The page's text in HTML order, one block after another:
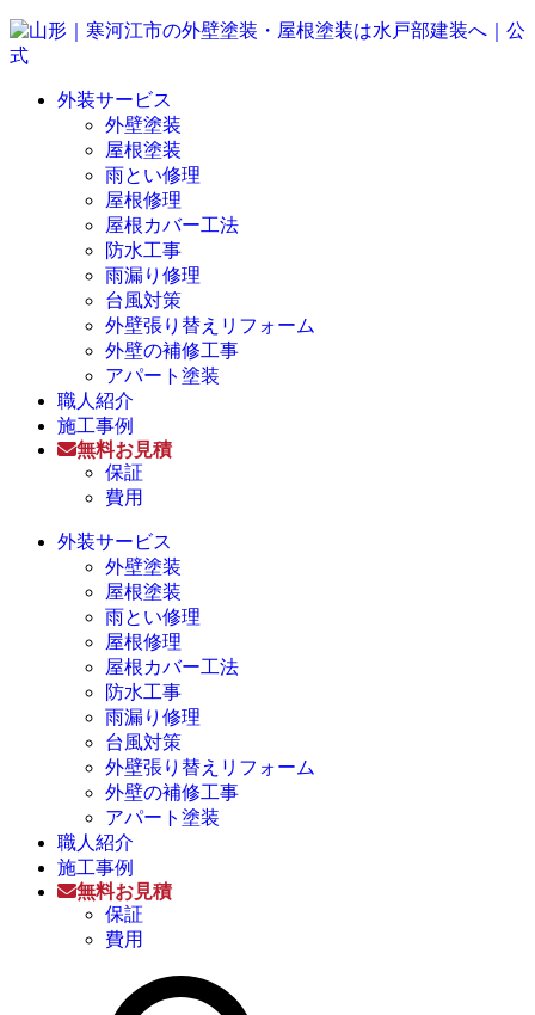
外装サービス
外壁塗装
屋根塗装
雨とい修理
屋根修理
屋根カバー工法
防水工事
雨漏り修理
台風対策
外壁張り替えリフォーム
外壁の補修工事
アパート塗装
職人紹介
施工事例
無料お見積
保証
費用
外装サービス
外壁塗装
屋根塗装
雨とい修理
屋根修理
屋根カバー工法
防水工事
雨漏り修理
台風対策
外壁張り替えリフォーム
外壁の補修工事
アパート塗装
職人紹介
施工事例
無料お見積
保証
費用